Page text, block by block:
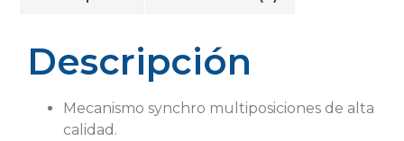
Descripción
Mecanismo synchro multiposiciones de alta
calidad.